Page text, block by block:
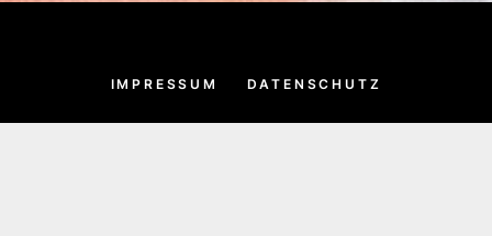
IMPRESSUM DATENSCHUTZ